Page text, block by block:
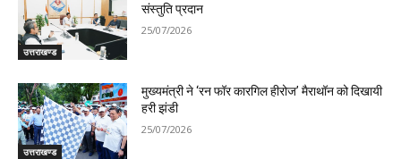
उत्तराखण्ड
संस्तुति प्रदान
25/07/2026
उत्तराखण्ड
मुख्यमंत्री ने ‘रन फॉर कारगिल हीरोज’ मैराथॉन को दिखायी
हरी झंडी
25/07/2026